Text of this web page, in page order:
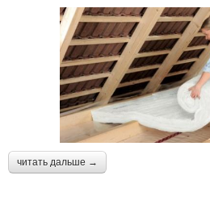
читать дальше →